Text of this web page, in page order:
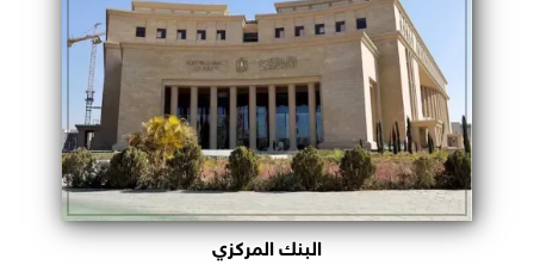
الأحزاب
البنك المركزي